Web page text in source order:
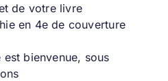
de votre livre
en 4e de couverture
bienvenue, sous